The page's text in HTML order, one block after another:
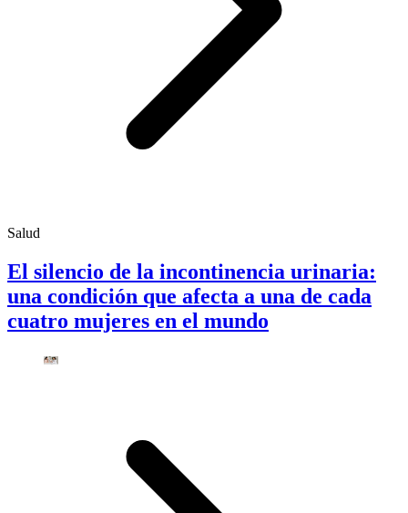
Salud
El silencio de la incontinencia urinaria:
una condición que afecta a una de cada
cuatro mujeres en el mundo